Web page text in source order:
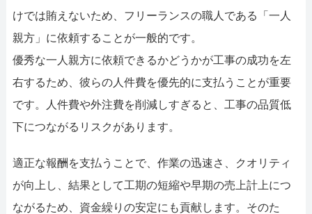
けでは賄えないため、フリーランスの職人である「一人
親方」に依頼することが一般的です。
優秀な一人親方に依頼できるかどうかが工事の成功を左
右するため、彼らの人件費を優先的に支払うことが重要
です。人件費や外注費を削減しすぎると、工事の品質低
下につながるリスクがあります。
適正な報酬を支払うことで、作業の迅速さ、クオリティ
が向上し、結果として工期の短縮や早期の売上計上につ
ながるため、資金繰りの安定にも貢献します。そのた